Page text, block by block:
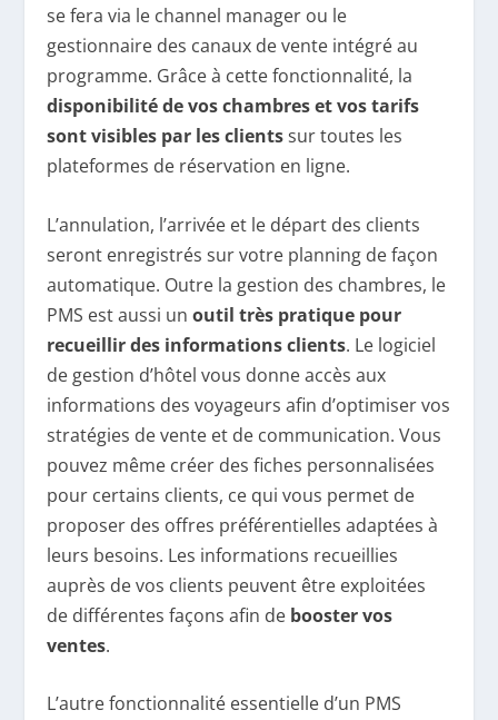
se fera via le channel manager ou le
gestionnaire des canaux de vente intégré au
programme. Grâce à cette fonctionnalité, la
disponibilité de vos chambres et vos tarifs
sont visibles par les clientssur toutes les
plateformes de réservation en ligne.
L’annulation, l’arrivée et le départ des clients
seront enregistrés sur votre planning de façon
automatique. Outre la gestion des chambres, le
PMS est aussi unoutil très pratique pour
recueillir des informations clients. Le logiciel
de gestion d’hôtel vous donne accès aux
informations des voyageurs afin d’optimiser vos
stratégies de vente et de communication. Vous
pouvez même créer des fiches personnalisées
pour certains clients, ce qui vous permet de
proposer des offres préférentielles adaptées à
leurs besoins. Les informations recueillies
auprès de vos clients peuvent être exploitées
de différentes façons afin de booster vos
ventes.
L’autre fonctionnalité essentielle d’un PMS